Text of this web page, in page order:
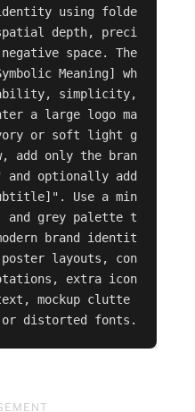
using folde
depth, preci
space. The
Meaning] wh
simplicity,
a large logo ma
or soft light g
add only the bran
and optionally add
Use a min
grey palette t
brand identit
layouts, con
extra icon
mockup clutte
or distorted fonts.